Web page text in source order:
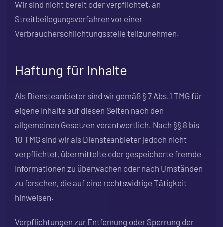
Wir sind nicht bereit oder verpflichtet, an
Streitbeilegungsverfahren vor einer
Verbraucherschlichtungsstelle teilzunehmen.
Haftung für Inhalte
Als Diensteanbieter sind wir gemäß § 7 Abs.1 TMG für
eigene Inhalte auf diesen Seiten nach den
allgemeinen Gesetzen verantwortlich. Nach §§ 8 bis
10 TMG sind wir als Diensteanbieter jedoch nicht
verpflichtet, übermittelte oder gespeicherte fremde
Informationen zu überwachen oder nach Umständen
zu forschen, die auf eine rechtswidrige Tätigkeit
hinweisen.
Verpflichtungen zur Entfernung oder Sperrung der